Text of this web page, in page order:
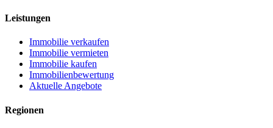
Leistungen
Immobilie verkaufen
Immobilie vermieten
Immobilie kaufen
Immobilienbewertung
Aktuelle Angebote
Regionen